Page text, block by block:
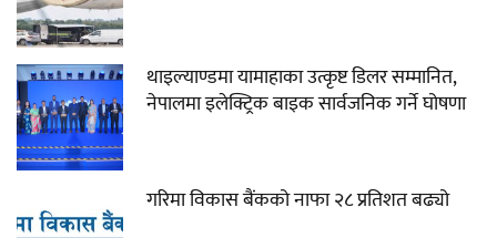
थाइल्याण्डमा यामाहाका उत्कृष्ट डिलर सम्मानित,
नेपालमा इलेक्ट्रिक बाइक सार्वजनिक गर्ने घोषणा
गरिमा विकास बैंकको नाफा २८ प्रतिशत बढ्यो